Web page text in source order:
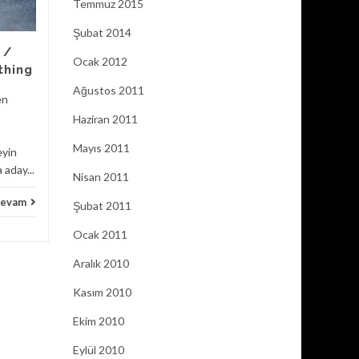
/
Alejandro González Iñárritu,
yönetmeni... Fantastik
öğeleri,filmelerine
Temmuz 2015
Şubat 2014
Ocak 2012
Ağustos 2011
Haziran 2011
Mayıs 2011
Nisan 2011
Şubat 2011
Ocak 2011
Aralık 2010
Kasım 2010
Ekim 2010
Eylül 2010